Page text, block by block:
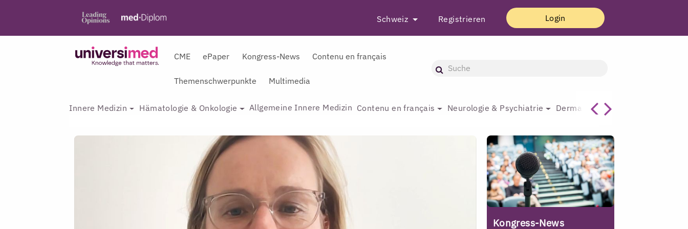
Schweiz Registrieren Login
CME ePaper Kongress-News Contenu en français
Themenschwerpunkte Multimedia
Innere Medizin Hämatologie & Onkologie Allgemeine Innere Medizin Contenu en français Neurologie & Psychiatrie Dermatologie & Plastische
Kongress-News